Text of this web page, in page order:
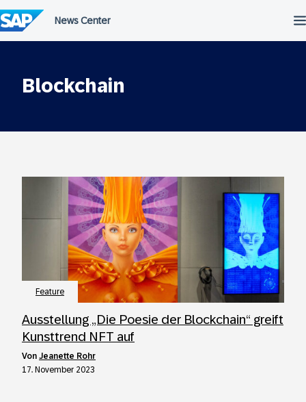
Blockchain
Feature
Ausstellung „Die Poesie der Blockchain“ greift
Kunsttrend NFT auf
von Jeanette Rohr
17. November 2023